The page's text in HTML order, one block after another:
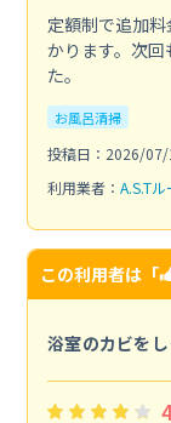
定額制で追加
かります。次
た。
お風呂清掃
投稿日：2026/07/
利用業者： A.S.T
この利用者は「
浴室のカビを